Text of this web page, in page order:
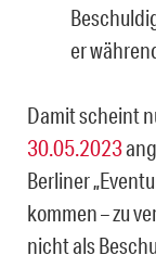
er
Damit scheint
30.05.2023
Berliner
kommen – zu
nicht als